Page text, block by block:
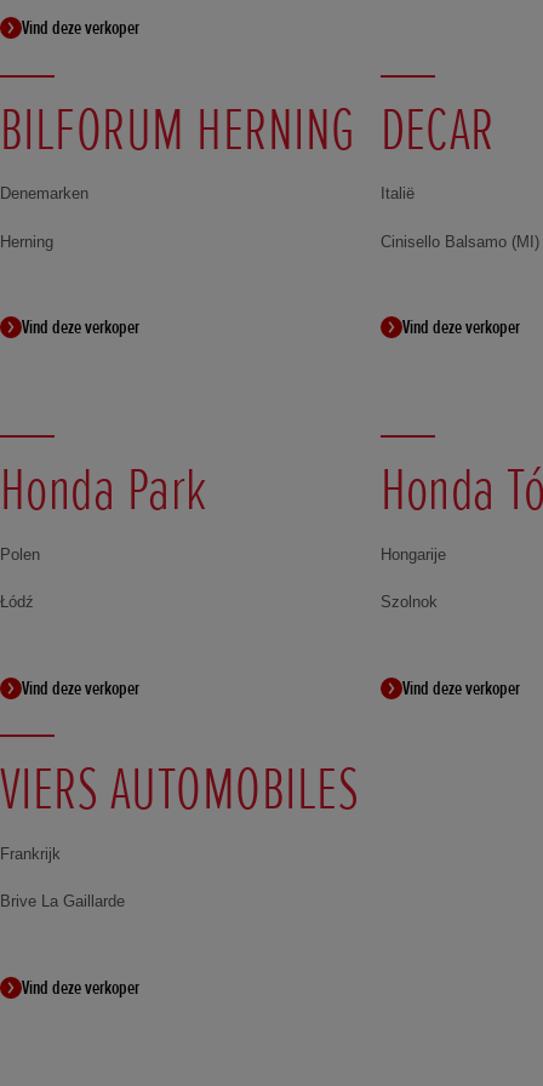
Vind deze verkoper
BILFORUM HERNING
Denemarken
Herning
Vind deze verkoper
DECAR
Italië
Cinisello Balsamo (MI)
Vind deze verkoper
Honda Park
Polen
Łódź
Vind deze verkoper
Honda
Hongarije
Szolnok
Vind deze verkoper
VIERS AUTOMOBILES
Frankrijk
Brive La Gaillarde
Vind deze verkoper